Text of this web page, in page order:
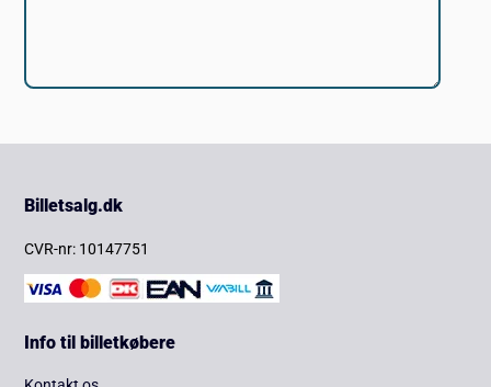
Billetsalg.dk
CVR-nr: 10147751
Info til billetkøbere